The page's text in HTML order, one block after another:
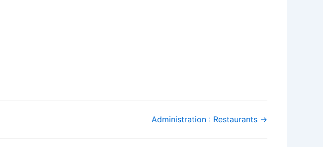
Administration : Restaurants →